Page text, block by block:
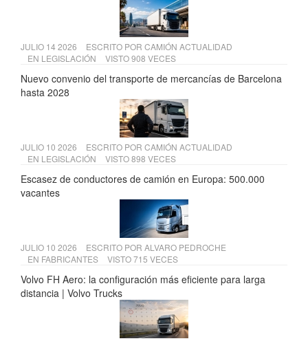
JULIO 14 2026 ESCRITO POR CAMIÓN ACTUALIDAD
EN LEGISLACIÓN VISTO 908 VECES
Nuevo convenio del transporte de mercancías de Barcelona
hasta 2028
JULIO 10 2026 ESCRITO POR CAMIÓN ACTUALIDAD
EN LEGISLACIÓN VISTO 898 VECES
Escasez de conductores de camión en Europa: 500.000
vacantes
JULIO 10 2026 ESCRITO POR ALVARO PEDROCHE
EN FABRICANTES VISTO 715 VECES
Volvo FH Aero: la configuración más eficiente para larga
distancia | Volvo Trucks